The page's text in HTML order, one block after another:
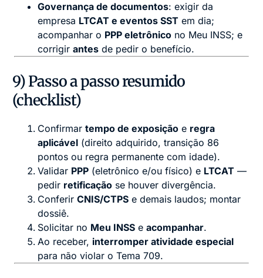
Governança de documentos: exigir da
empresa LTCAT e eventos SST em dia;
acompanhar o PPP eletrônico no Meu INSS; e
corrigir antes de pedir o benefício.
9) Passo a passo resumido
(checklist)
Confirmar tempo de exposição e regra
aplicável (direito adquirido, transição 86
pontos ou regra permanente com idade).
Validar PPP (eletrônico e/ou físico) e LTCAT —
pedir retificação se houver divergência.
Conferir CNIS/CTPS e demais laudos; montar
dossiê.
Solicitar no Meu INSS e acompanhar.
Ao receber, interromper atividade especial
para não violar o Tema 709.